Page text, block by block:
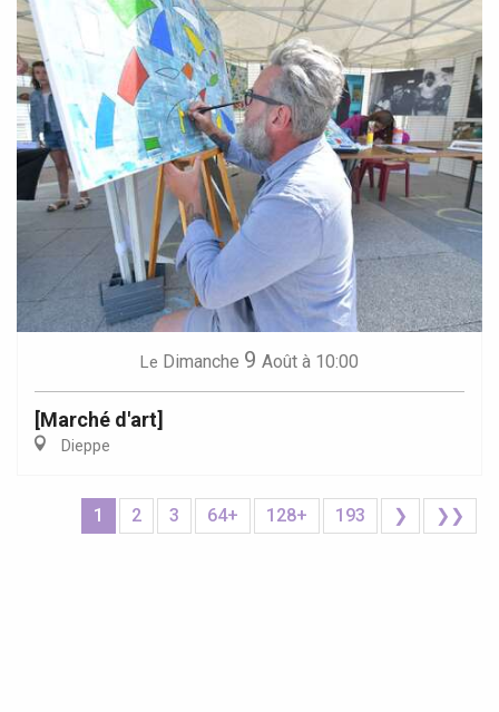
Le Dimanche 9 Août à 10:00
[Marché d'art]
Dieppe
1 2 3 64+ 128+ 193 ❯ ❯❯